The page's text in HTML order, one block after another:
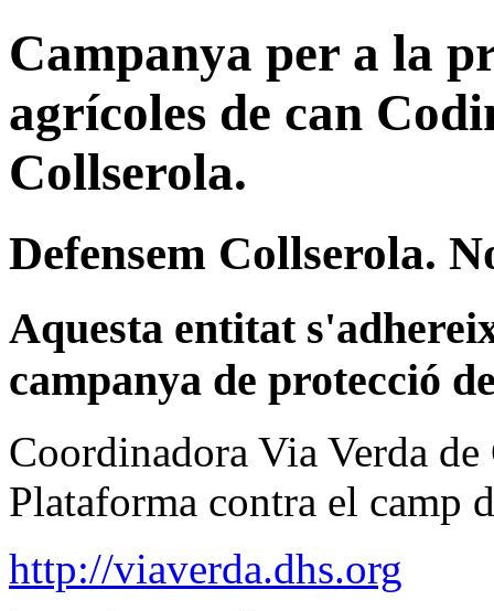
Campanya per a la
agrícoles de can
Collserola.
Defensem Collserola.
Aquesta entitat
campanya de protecció
Coordinadora Via Verda
Plataforma contra el camp
http://viaverda.dhs.org